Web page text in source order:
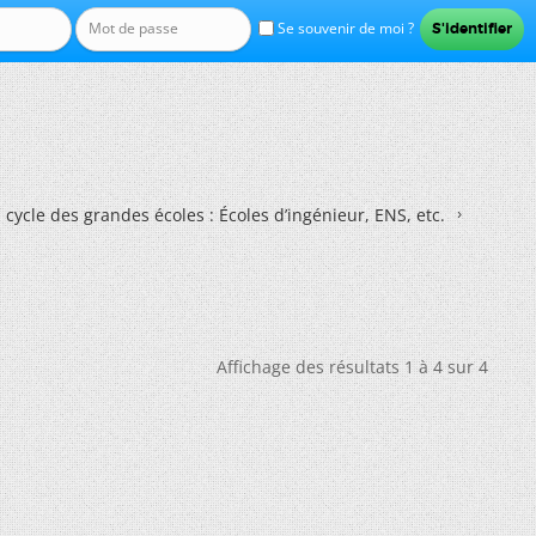
Se souvenir de moi ?
cycle des grandes écoles : Écoles d’ingénieur, ENS, etc.
Affichage des résultats 1 à 4 sur 4